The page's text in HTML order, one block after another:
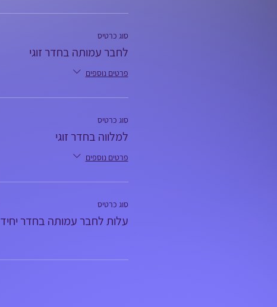
סוג כרטיס
לחבר עמותה בחדר זוגי
פרטים נוספים
סוג כרטיס
למלווה בחדר זוגי
פרטים נוספים
סוג כרטיס
עלות לחבר עמותה בחדר יחיד